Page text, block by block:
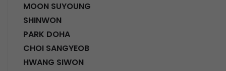
MOON SUYOUNG
SHINWON
PARK DOHA
CHOI SANGYEOB
HWANG SIWON